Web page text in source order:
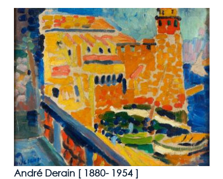
André Derain [ 1880- 1954]